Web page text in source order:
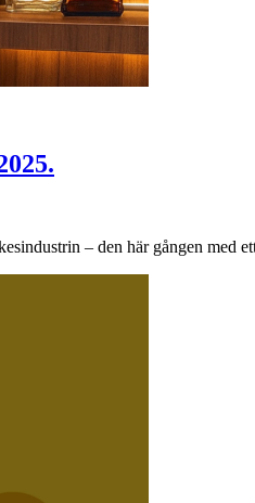
– den här gången med